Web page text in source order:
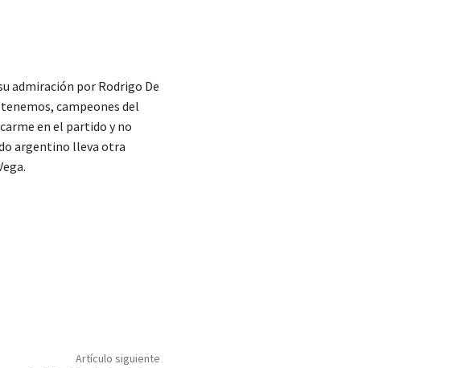
admiración por Rodrigo De
campeones del
en el partido y no
argentino lleva otra
Artículo siguiente